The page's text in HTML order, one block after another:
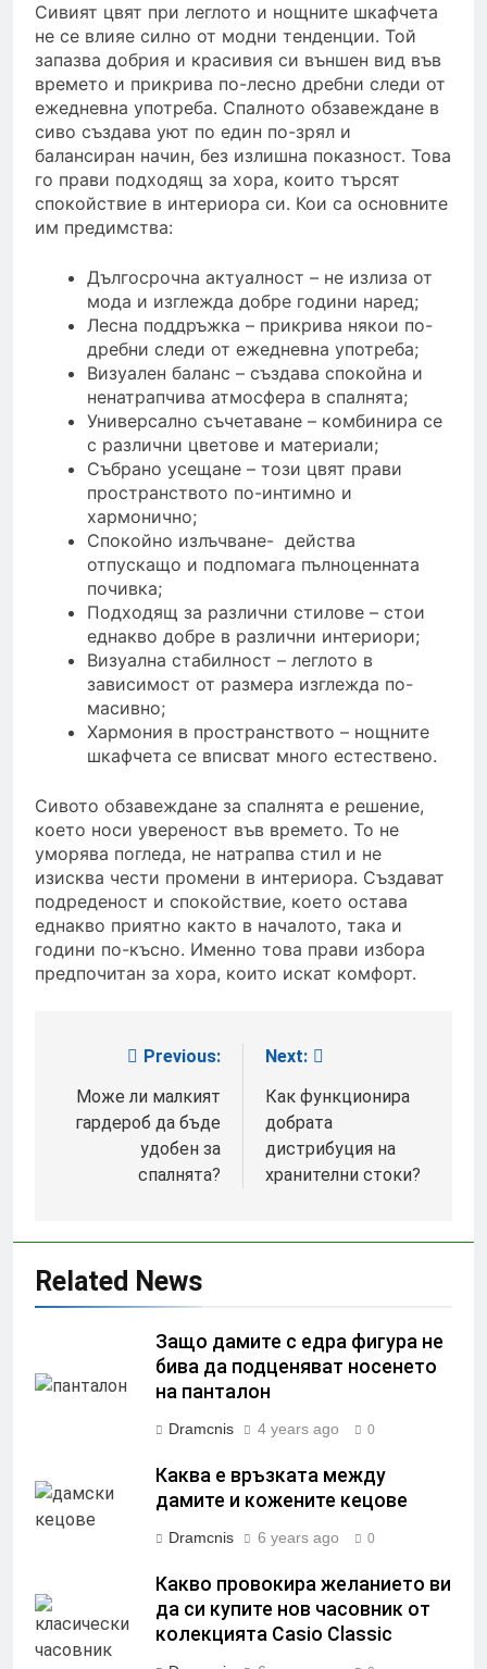
Сивият цвят при леглото и нощните шкафчета
не се влияе силно от модни тенденции. Той
запазва добрия и красивия си външен вид във
времето и прикрива по-лесно дребни следи от
ежедневна употреба. Спалното обзавеждане в
сиво създава уют по един по-зрял и
балансиран начин, без излишна показност. Това
го прави подходящ за хора, които търсят
спокойствие в интериора си. Кои са основните
им предимства:
Дългосрочна актуалност – не излиза от
мода и изглежда добре години наред;
Лесна поддръжка – прикрива някои по-
дребни следи от ежедневна употреба;
Визуален баланс – създава спокойна и
ненатрапчива атмосфера в спалнята;
Универсално съчетаване – комбинира се
с различни цветове и материали;
Събрано усещане – този цвят прави
пространството по-интимно и
хармонично;
Спокойно излъчване- действа
отпускащо и подпомага пълноценната
почивка;
Подходящ за различни стилове – стои
еднакво добре в различни интериори;
Визуална стабилност – леглото в
зависимост от размера изглежда по-
масивно;
Хармония в пространството – нощните
шкафчета се вписват много естествено.
Сивото обзавеждане за спалнята е решение,
което носи увереност във времето. То не
уморява погледа, не натрапва стил и не
изисква чести промени в интериора. Създават
подреденост и спокойствие, което остава
еднакво приятно както в началото, така и
години по-късно. Именно това прави избора
предпочитан за хора, които искат комфорт.
navigation
Previous:
Може ли малкият
гардероб да бъде
удобен за
спалнята?
Next:
Как функционира
добрата
дистрибуция на
хранителни стоки?
Related News
Защо дамите с едра фигура не
бива да подценяват носенето
на панталон
Dramcnis 4 years ago 0
Каква е връзката между
дамите и кожените кецове
Dramcnis 6 years ago 0
Какво провокира желанието ви
да си купите нов часовник от
колекцията Casio Classic